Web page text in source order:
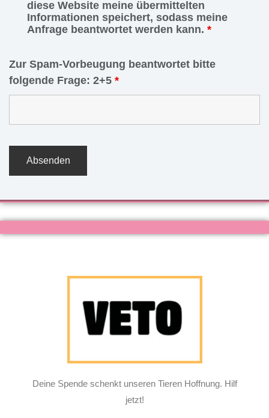
diese Website meine übermittelten
Informationen speichert, sodass meine
Anfrage beantwortet werden kann. *
Zur Spam-Vorbeugung beantwortet bitte
folgende Frage: 2+5 *
Deine Spende schenkt unseren Tieren Hoffnung. Hilf
jetzt!